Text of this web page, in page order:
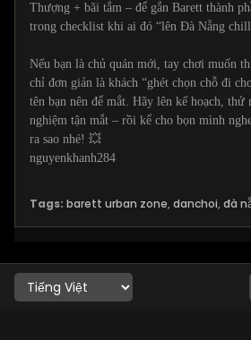
Thượng + bãi tắm – để gắn Barett thành
trong checklist khi ai đó “lên Đà Nẵng
Nếu bạn là chủ quán mới, tay chơi muốn
chỉ đơn giản là khách “ghét chọn chỗ đi
tên bạn nên để mắt. Hãy lên kế hoạch, thử
nghiệm tận mắt – rồi kể cho bọn mình
ra sao nhé! 💥
nguyenkhanh284
Tags: barett urban zone, danchoi, đà